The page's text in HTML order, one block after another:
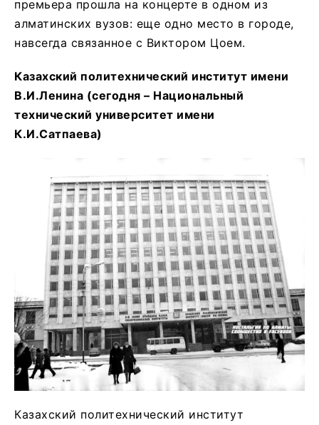
премьера прошла на концерте в одном из
алматинских вузов: еще одно место в городе,
навсегда связанное с Виктором Цоем.
Казахский политехнический институт имени
В.И.Ленина (сегодня – Национальный
технический университет имени
К.И.Сатпаева)
Казахский политехнический институт